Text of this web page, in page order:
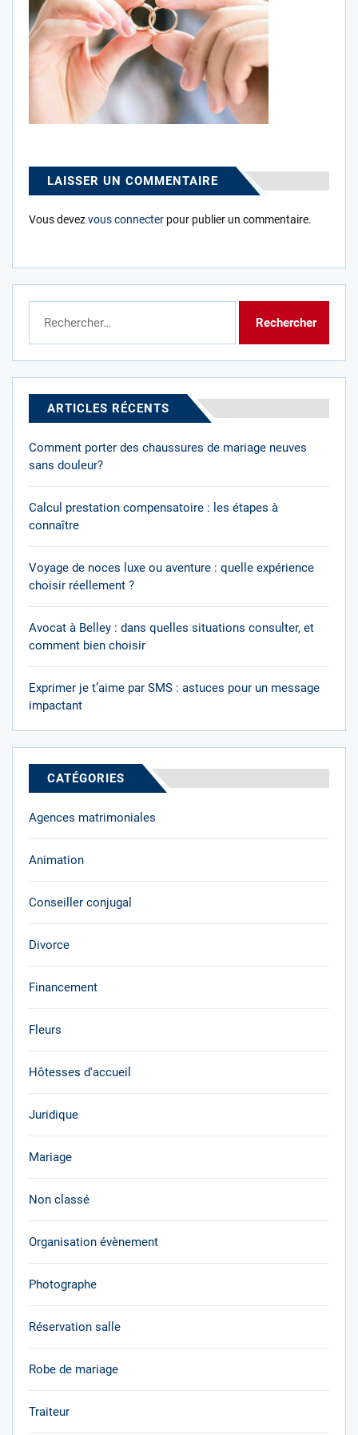
LAISSER UN COMMENTAIRE
Vous devezvous connecter pour publier un commentaire.
ARTICLES RÉCENTS
Comment porter des chaussures de mariage neuves
sans douleur?
Calcul prestation compensatoire : les étapes à
connaître
Voyage de noces luxe ou aventure : quelle expérience
choisir réellement ?
Avocat à Belley : dans quelles situations consulter, et
comment bien choisir
Exprimer je t’aime par SMS : astuces pour un message
impactant
CATÉGORIES
Agences matrimoniales
Animation
Conseiller conjugal
Divorce
Financement
Fleurs
Hôtesses d'accueil
Juridique
Mariage
Non classé
Organisation évènement
Photographe
Réservation salle
Robe de mariage
Traiteur